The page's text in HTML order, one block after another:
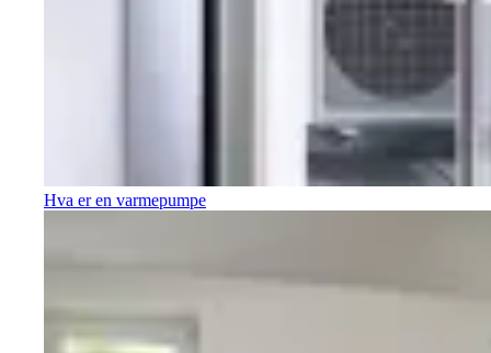
Hva er en varmepumpe